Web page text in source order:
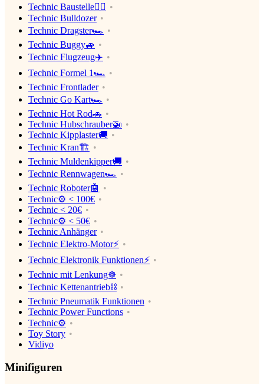
Technic Baustelle👷‍♂️
Technic Bulldozer
Technic Dragster🏎
Technic Buggy🚙
Technic Flugzeug✈️
Technic Formel 1🏎
Technic Frontlader
Technic Go Kart🏎
Technic Hot Rod🚗
Technic Hubschrauber🚁
Technic Kipplaster🚚
Technic Kran🏗
Technic Muldenkipper🚚
Technic Rennwagen🏎
Technic Roboter🤖
Technic⚙️ < 100€
Technic < 20€
Technic⚙️ < 50€
Technic Anhänger
Technic Elektro-Motor⚡️
Technic Elektronik Funktionen⚡️
Technic mit Lenkung☸️
Technic Kettenantrieb⛓
Technic Pneumatik Funktionen
Technic Power Functions
Technic⚙️
Toy Story
Vidiyo
Minifiguren